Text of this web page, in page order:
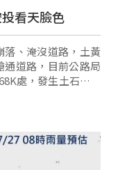
看天臉色
落、淹沒道路，土黃
道路，目前公路局
處，發生土石滑落
；另外靈甫橋路段
日晚間9點排除。